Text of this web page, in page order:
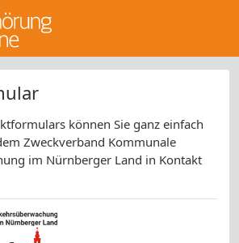
können Sie ganz einfach
Zweckverband Kommunale
im Nürnberger Land in Kontakt